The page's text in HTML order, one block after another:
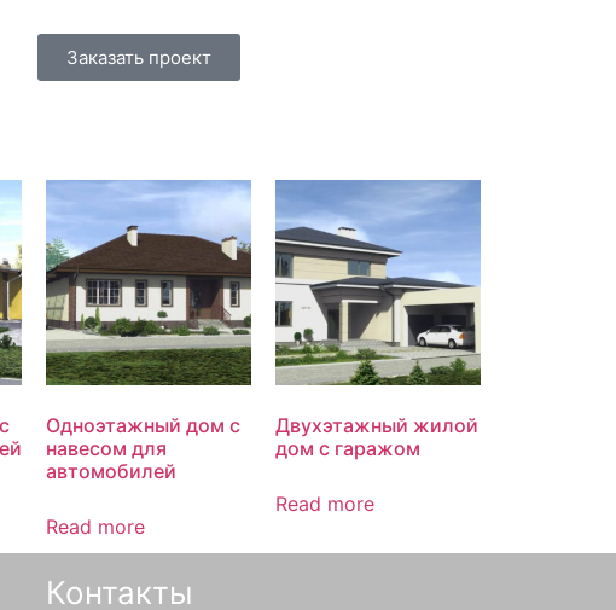
Заказать проект
Одноэтажный дом с
навесом для
автомобилей
Read more
Двухэтажный жилой
дом с гаражом
Read more
Контакты